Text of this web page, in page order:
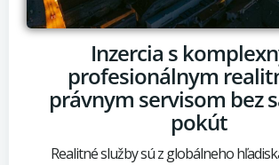
Inzercia s
profesionálnym
právnym servisom bez
pokút
Realitné služby sú z globálneho